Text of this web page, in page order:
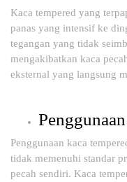
Kaca tempered yang
panas yang intensif ke
tegangan yang tidak
mengakibatkan kaca
eksternal yang langsung
Penggunaan kaca
tidak memenuhi standar
pecah sendiri. Kaca